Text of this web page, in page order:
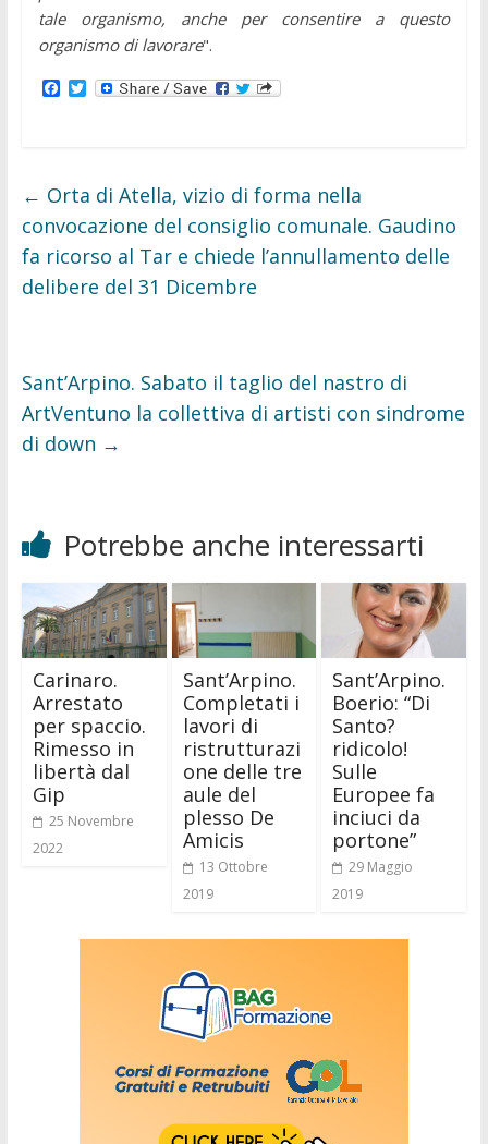
tale organismo, anche per consentire a questo
organismo di lavorare".
F
o
k
T
r
← Orta di Atella, vizio di forma nella
convocazione del consiglio comunale. Gaudino
fa ricorso al Tar e chiede l’annullamento delle
delibere del 31 Dicembre
Sant’Arpino. Sabato il taglio del nastro di
ArtVentuno la collettiva di artisti con sindrome
di down →
Potrebbe anche interessarti
Carinaro.
Arrestato
per spaccio.
Rimesso in
libertà dal
Gip
25 Novembre
2022
Sant’Arpino.
Completati i
lavori di
ristrutturazi
one delle tre
aule del
plesso De
Amicis
13 Ottobre
2019
Sant’Arpino.
Boerio: “Di
Santo?
ridicolo!
Sulle
Europee fa
inciuci da
portone”
29 Maggio
2019